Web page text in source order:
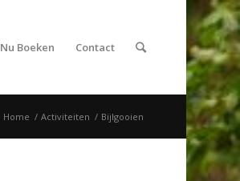
Nu Boeken Contact
Home / Activiteiten / Bijlgooien